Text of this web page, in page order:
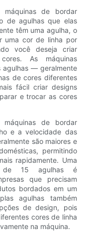
máquinas de bordar
de agulhas que elas
têm uma agulha, o
uma cor de linha por
você deseja criar
As máquinas
agulhas — geralmente
de cores diferentes
fácil criar designs
e trocar as cores
máquinas de bordar
e a velocidade das
são maiores e
permitindo
rapidamente. Uma
de 15 agulhas é
que precisam
bordados em um
agulhas também
de design, pois
cores de linha
na máquina.